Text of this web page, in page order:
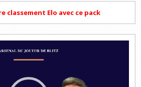
classement Elo avec ce pack